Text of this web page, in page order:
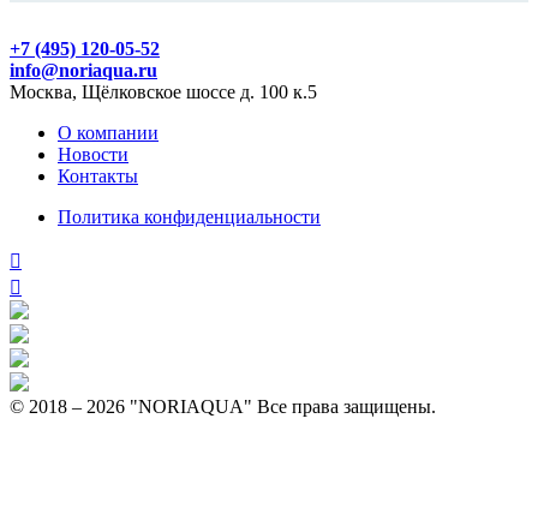
+7 (495) 120-05-52
info@noriaqua.ru
Москва, Щёлковское шоссе д. 100 к.5
О компании
Новости
Контакты
Политика конфиденциальности
© 2018 – 2026 "NORIAQUA" Все права защищены.